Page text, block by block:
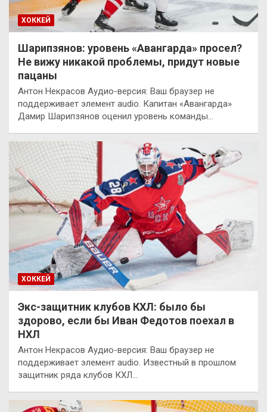
ХОККЕЙ
Шарипзянов: уровень «Авангарда» просел?
Не вижу никакой проблемы, придут новые
пацаны
Антон Некрасов Аудио-версия: Ваш браузер не
поддерживает элемент audio. Капитан «Авангарда»
Дамир Шарипзянов оценил уровень команды…
ХОККЕЙ
Экс-защитник клубов КХЛ: было бы
здорово, если бы Иван Федотов поехал в
НХЛ
Антон Некрасов Аудио-версия: Ваш браузер не
поддерживает элемент audio. Известный в прошлом
защитник ряда клубов КХЛ…